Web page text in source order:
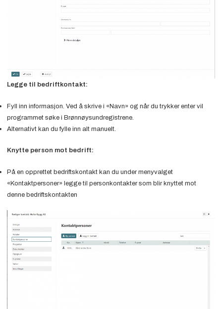
Legge til bedriftkontakt:
Fyll inn informasjon. Ved å skrive i «Navn» og når du trykker enter vil
programmet søke i Brønnøysundregistrene.
Alternativt kan du fylle inn alt manuelt.
Knytte person mot bedrift:
På en opprettet bedriftskontakt kan du under menyvalget
«Kontaktpersoner» legge til personkontakter som blir knyttet mot
denne bedriftskontakten